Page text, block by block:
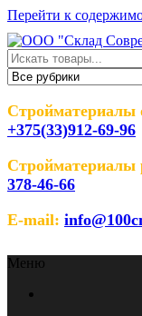
Перейти к
ООО "Склад
Оптовый магазин
Стройматериалы
+375(33)912-69-96
Стройматериалы
378-46-66
E-mail:
Меню